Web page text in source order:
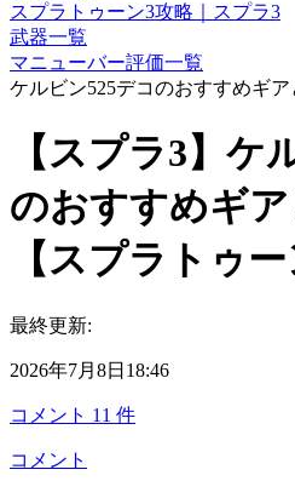
スプラトゥーン3攻略｜スプラ3
武器一覧
マニューバー評価一覧
ケルビン525デコのおすすめギア
【スプラ3】ケ
のおすすめギ
【スプラトゥー
最終更新:
2026年7月8日18:46
コメント 11 件
コメント